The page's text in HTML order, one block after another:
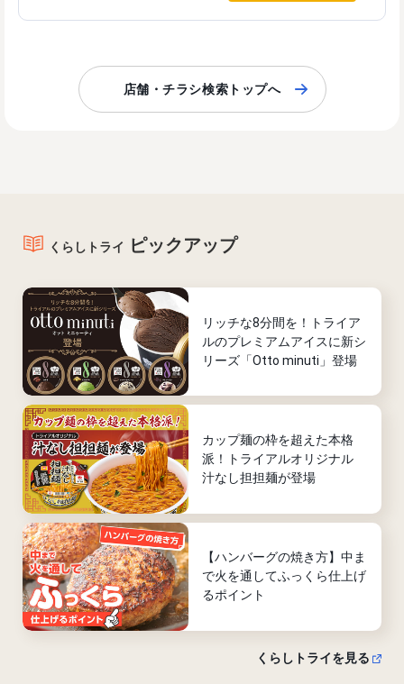
店舗・チラシ検索トップへ
くらしトライ ピックアップ
リッチな8分間を！トライア
ルのプレミアムアイスに新シ
リーズ「Otto minuti」登場
カップ麺の枠を超えた本格
派！トライアルオリジナル
汁なし担担麺が登場
【ハンバーグの焼き方】中ま
で火を通してふっくら仕上げ
るポイント
くらしトライを見る